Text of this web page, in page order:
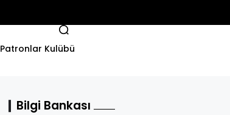
Patronlar Kulübü
Bilgi Bankası